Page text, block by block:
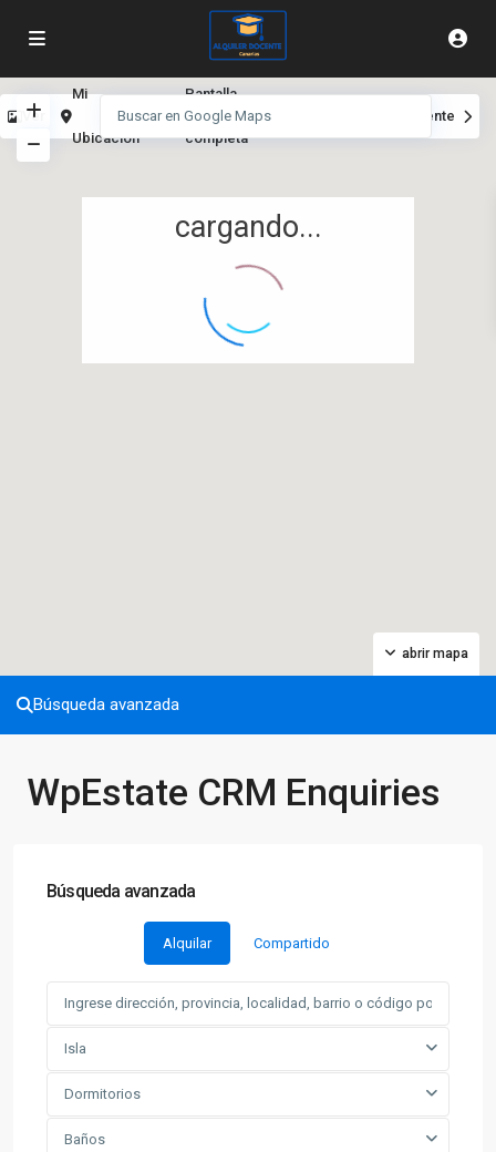
cargando...
abrir mapa
Ver
Mi
Ubicación
Pantalla
completa
Siguiente
Búsqueda avanzada
WpEstate CRM Enquiries
Búsqueda avanzada
Alquilar Compartido
Isla
Dormitorios
Baños